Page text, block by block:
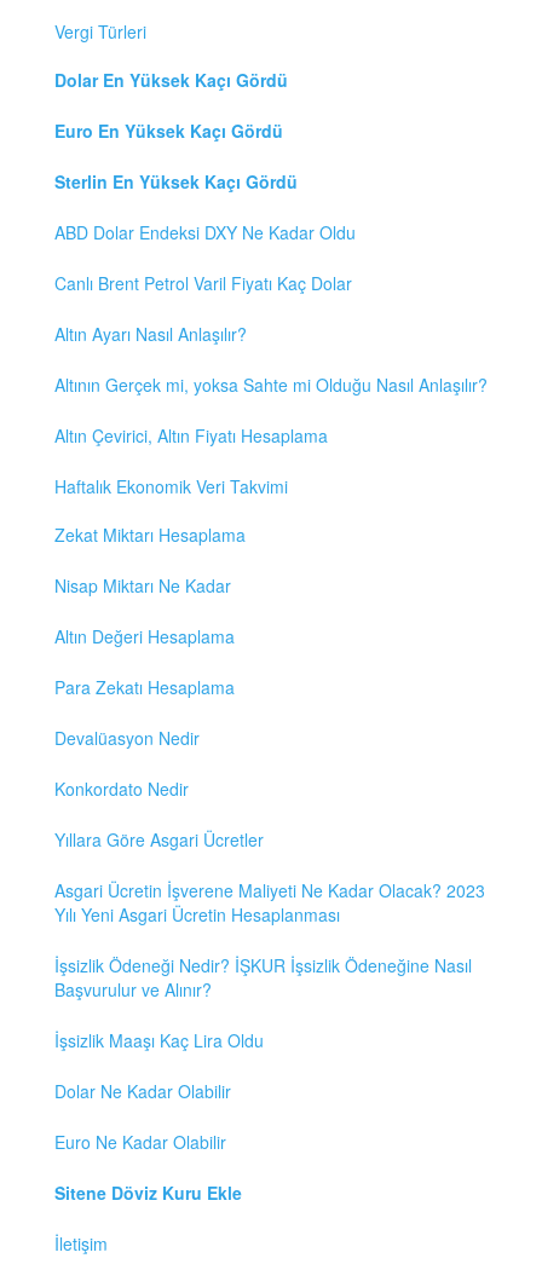
Vergi Türleri
Dolar En Yüksek Kaçı Gördü
Euro En Yüksek Kaçı Gördü
Sterlin En Yüksek Kaçı Gördü
ABD Dolar Endeksi DXY Ne Kadar Oldu
Canlı Brent Petrol Varil Fiyatı Kaç Dolar
Altın Ayarı Nasıl Anlaşılır?
Altının Gerçek mi, yoksa Sahte mi Olduğu Nasıl Anlaşılır?
Altın Çevirici, Altın Fiyatı Hesaplama
Haftalık Ekonomik Veri Takvimi
Zekat Miktarı Hesaplama
Nisap Miktarı Ne Kadar
Altın Değeri Hesaplama
Para Zekatı Hesaplama
Devalüasyon Nedir
Konkordato Nedir
Yıllara Göre Asgari Ücretler
Asgari Ücretin İşverene Maliyeti Ne Kadar Olacak? 2023
Yılı Yeni Asgari Ücretin Hesaplanması
İşsizlik Ödeneği Nedir? İŞKUR İşsizlik Ödeneğine Nasıl
Başvurulur ve Alınır?
İşsizlik Maaşı Kaç Lira Oldu
Dolar Ne Kadar Olabilir
Euro Ne Kadar Olabilir
Sitene Döviz Kuru Ekle
İletişim